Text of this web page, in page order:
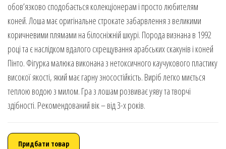
обов’язково сподобається колекціонерам і просто любителям
коней. Лоша має оригінальне строкате забарвлення з великими
коричневими плямами на білосніжній шкурі. Порода визнана в 1992
році та є наслідком вдалого схрещування арабських скакунів і коней
Пінто. Фігурка малюка виконана з нетоксичного каучукового пластику
високої якості, який має гарну зносостійкість. Виріб легко миється
теплою водою з милом. Гра з лошам розвиває уяву та творчі
здібності. Рекомендований вік – від 3-х років.
Придбати товар